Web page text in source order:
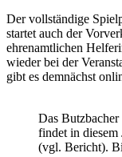
Der vollständige
startet auch der
ehrenamtlichen
wieder bei der
gibt es demnächst
Das
findet in diesem
(vgl. Bericht).